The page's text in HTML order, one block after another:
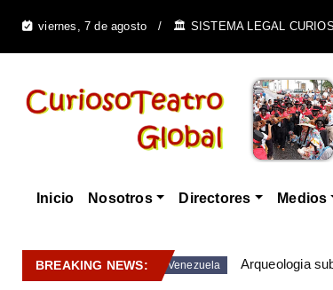
viernes, 7 de agosto 🏛️ SISTEMA LEGAL
Inicio Nosotros Directores Medios
BREAKING NEWS: Venezuela Arqueologia